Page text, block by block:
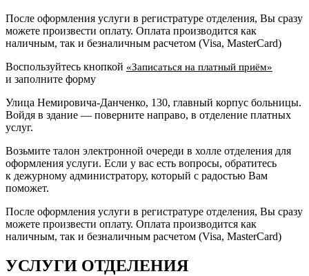
После оформления услуги в регистратуре отделения, Вы сразу
можете произвести оплату. Оплата производится как
наличным, так и безналичным расчетом (Visa, MasterCard)
Воспользуйтесь кнопкой «Записаться на платный приём»
и заполните форму
Улица Немировича-Данченко, 130, главный корпус больницы.
Войдя в здание — поверните направо, в отделение платных
услуг.
Возьмите талон электронной очереди в холле отделения для
оформления услуги. Если у вас есть вопросы, обратитесь
к дежурному администратору, который с радостью Вам
поможет.
После оформления услуги в регистратуре отделения, Вы сразу
можете произвести оплату. Оплата производится как
наличным, так и безналичным расчетом (Visa, MasterCard)
УСЛУГИ ОТДЕЛЕНИЯ